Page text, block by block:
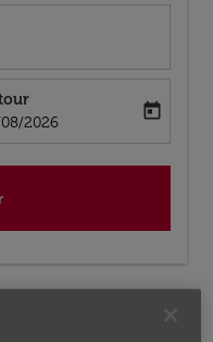
return-date-aria-label
2026
today